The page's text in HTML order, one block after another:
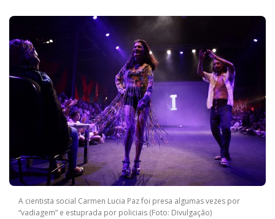
A cientista social Carmen Lucia Paz foi presa algumas vezes por
“vadiagem” e estuprada por policiais (Foto: Divulgação)